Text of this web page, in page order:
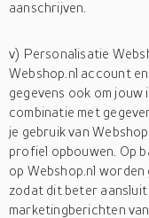
aanschrijven.
v) Personalisatie
Webshop.nl account
gegevens ook om
combinatie met
je gebruik van
profiel opbouwen. Op
op Webshop.nl
zodat dit beter
marketingberichten